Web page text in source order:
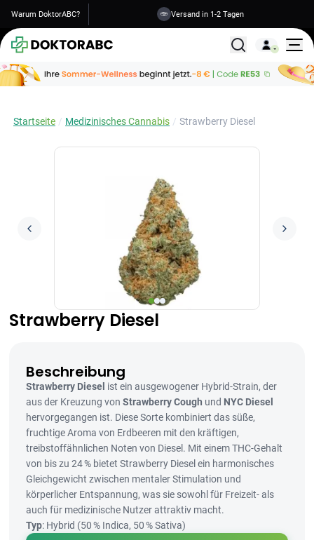
Warum DoktorABC? Versand in 1-2 Tagen
Alle
Startseite Medizinisches Cannabis Strawberry Diesel
Strawberry Diesel
Beschreibung
Strawberry Diesel ist ein ausgewogener Hybrid-Strain, der
aus der Kreuzung von Strawberry Cough und NYC Diesel
hervorgegangen ist. Diese Sorte kombiniert das süße,
fruchtige Aroma von Erdbeeren mit den kräftigen,
treibstoffähnlichen Noten von Diesel. Mit einem THC-Gehalt
von bis zu 24 % bietet Strawberry Diesel ein harmonisches
Gleichgewicht zwischen mentaler Stimulation und
körperlicher Entspannung, was sie sowohl für Freizeit- als
auch für medizinische Nutzer attraktiv macht.
Typ: Hybrid (50 % Indica, 50 % Sativa)